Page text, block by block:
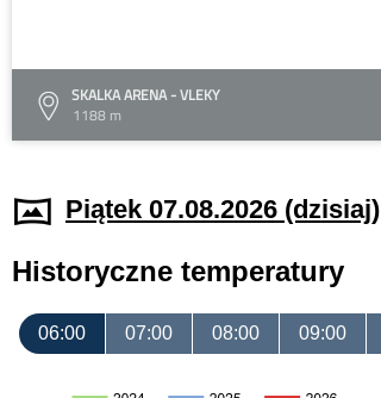
SKALKA ARENA - VLEKY
1188 m
Piątek 07.08.2026 (dzisiaj)
Historyczne temperatury
06:00 07:00 08:00 09:00